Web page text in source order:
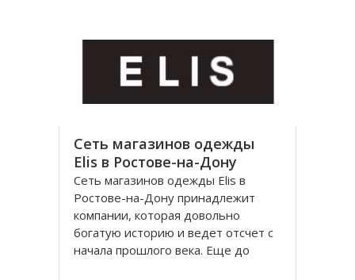
Сеть магазинов одежды
Elis в Ростове-на-Дону
Сеть магазинов одежды Elis в
Ростове-на-Дону принадлежит
компании, которая довольно
богатую историю и ведет отсчет с
начала прошлого века. Еще до